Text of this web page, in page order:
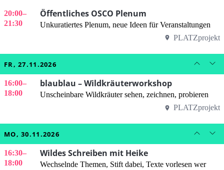
20:00–
21:30
Öffentliches OSCO Plenum
Unkuratiertes Plenum, neue Ideen für Veranstaltungen
PLATZprojekt
FR, 27.11.2026
16:00–
18:00
blaublau – Wildkräuterworkshop
Unscheinbare Wildkräuter sehen, zeichnen, probieren
PLATZprojekt
MO, 30.11.2026
16:30–
18:00
Wildes Schreiben mit Heike
Wechselnde Themen, Stift dabei, Texte vorlesen wer